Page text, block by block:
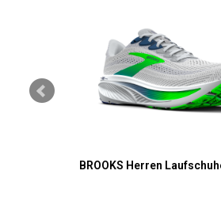
BROOKS Herren